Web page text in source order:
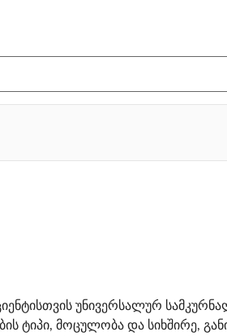
უნივერსალურ
ტიპი, მოცულობა და სიხშირე,